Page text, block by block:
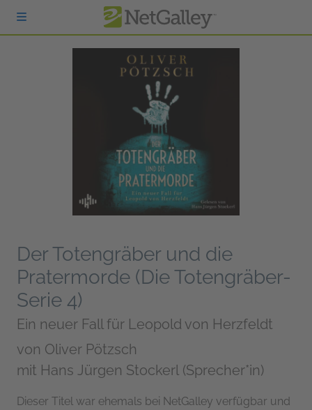
zum Hauptinhalt springen
Der Totengräber und die
Pratermorde (Die Totengräber-
Serie 4)
Ein neuer Fall für Leopold von Herzfeldt
von Oliver Pötzsch
mit Hans Jürgen Stockerl (Sprecher*in)
Dieser Titel war ehemals bei NetGalley verfügbar und